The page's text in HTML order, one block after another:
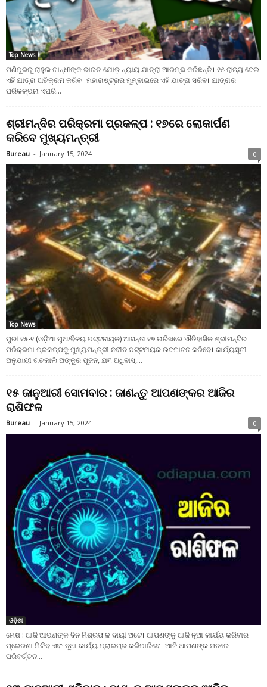
Top News
ମଣିପୁରରୁ ରାହୁଲ ଗାନ୍ଧୀଙ୍କ ଭାରତ ଯୋଡ଼ ନ୍ୟାୟ ଯାତ୍ରା ଆରମ୍ଭ କରିଛନ୍ତି। ୧୫ ରାଜ୍ୟ ଦେଇ
ଏହି ଯାତ୍ରା ଅତିକ୍ରମ କରିବ। ମହାରାଷ୍ଟ୍ରର ମୁମ୍ବାଇରେ ଏହି ଯାତ୍ରା ସରିବ। ଯାତ୍ରାର
ପରିକଳ୍ପନା ଏପରି...
ଶ୍ରୀମନ୍ଦିର ପରିକ୍ରମା ପ୍ରକଳ୍ପ : ୧୭ରେ ଲୋକାର୍ପଣ
କରିବେ ମୁଖ୍ୟମନ୍ତ୍ରୀ
Bureau - January 15, 2024 0
Top News
ପୁରୀ ୧୫-୧ (ଓଡ଼ିଆ ପୁଅ/ବିଜୟ ପଟ୍ଟନାୟକ) ଆସନ୍ତା ୧୭ ତାରିଖରେ ଐତିହାସିକ ଶ୍ରୀମନ୍ଦିର
ପରିକ୍ରମା ପ୍ରକଳ୍ପକୁ ମୁଖ୍ୟମନ୍ତ୍ରୀ ନବୀନ ପଟ୍ଟନାୟକ ଉଦଘାଟନ କରିବେ। କାର୍ଯ୍ୟସୂଚୀ
ଅନୁଯାୟୀ ଗତକାଲି ଅଙ୍କୁର ପୂଜନ, ଯଜ୍ଞ ଅଧିବାସ,...
୧୫ ଜାନୁଆରୀ ସୋମବାର : ଜାଣନ୍ତୁ ଆପଣଙ୍କର ଆଜିର
ରାଶିଫଳ
Bureau - January 15, 2024 0
ଓଡ଼ିଶା
ମେଷ : ଆଜି ଆପଣଙ୍କ ଦିନ ମିଶ୍ରଫଳ ଦାୟୀ ଅଟେ। ଆପଣଙ୍କୁ ଆଜି ନୂଆ କାର୍ଯ୍ୟ କରିବାର
ପ୍ରେରଣା ମିଳିବ ଏବଂ ନୂଆ କାର୍ଯ୍ୟ ପ୍ରାରମ୍ଭ କରିପାରିବେ। ଆଜି ଆପଣଙ୍କ ମନରେ
ପରିବର୍ତ୍ତନ...